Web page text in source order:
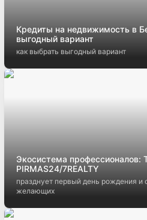
Кредиты на недвижимость в
выгодный вариант
как выбрать выгодный вариант
Экосистема профессионалов:
PIRMAS24/7REALTY
празднует первый день рождения и
желающих